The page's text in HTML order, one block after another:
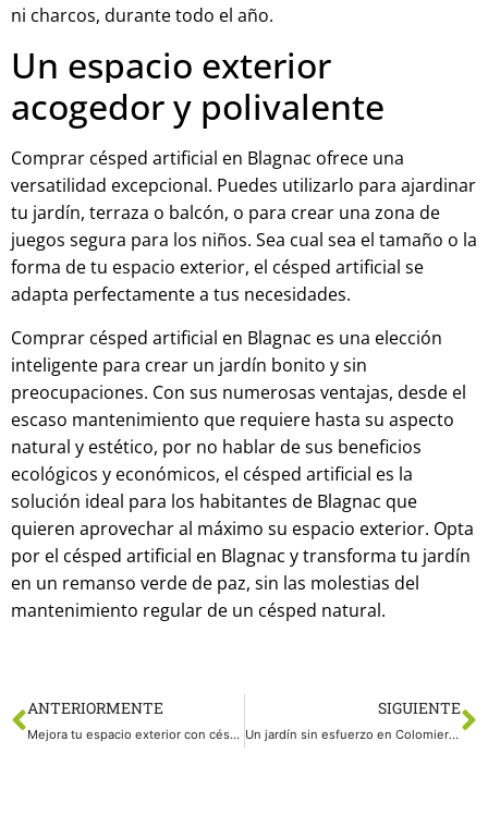
ni charcos, durante todo el año.
Un espacio exterior
acogedor y polivalente
Comprar césped artificial en Blagnac ofrece una
versatilidad excepcional. Puedes utilizarlo para ajardinar
tu jardín, terraza o balcón, o para crear una zona de
juegos segura para los niños. Sea cual sea el tamaño o la
forma de tu espacio exterior, el césped artificial se
adapta perfectamente a tus necesidades.
Comprar césped artificial en Blagnac es una elección
inteligente para crear un jardín bonito y sin
preocupaciones. Con sus numerosas ventajas, desde el
escaso mantenimiento que requiere hasta su aspecto
natural y estético, por no hablar de sus beneficios
ecológicos y económicos, el césped artificial es la
solución ideal para los habitantes de Blagnac que
quieren aprovechar al máximo su espacio exterior. Opta
por el césped artificial en Blagnac y transforma tu jardín
en un remanso verde de paz, sin las molestias del
mantenimiento regular de un césped natural.
ANTERIORMENTE
Mejora tu espacio exterior con césped artificial en Talence
SIGUIENTE
Un jardín sin esfuerzo en Colomiers: las ventajas de colocar césped artificial